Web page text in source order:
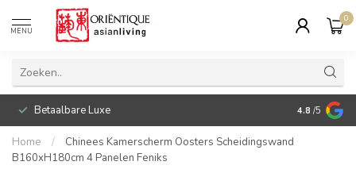
MENU
0
Betaalbare Luxe 4.8 /5
Home /
Chinees Kamerscherm Oosters Scheidingswand
B160xH180cm 4 Panelen Feniks